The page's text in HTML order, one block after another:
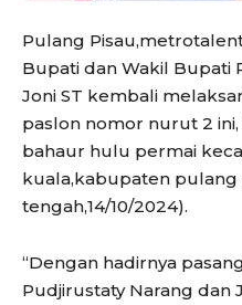
Pulang
Bupati dan Wakil Bupati
Joni ST kembali
paslon nomor nurut 2
bahaur hulu permai
kuala,kabupaten pulang
tengah,14/10/2024).
“Dengan hadirnya
Pudjirustaty Narang dan